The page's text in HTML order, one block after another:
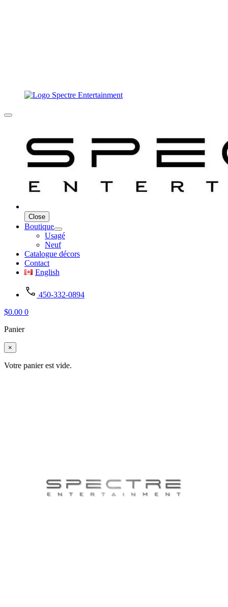
Close
Boutique
Usagé
Neuf
Catalogue décors
Contact
English
450-332-0894
$0.00 0
Panier
×
Votre panier est vide.